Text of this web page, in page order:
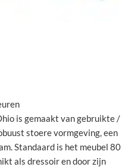
is gemaakt van gebruikte /
stoere vormgeving, een
Standaard is het meubel 80
als dressoir en door zijn